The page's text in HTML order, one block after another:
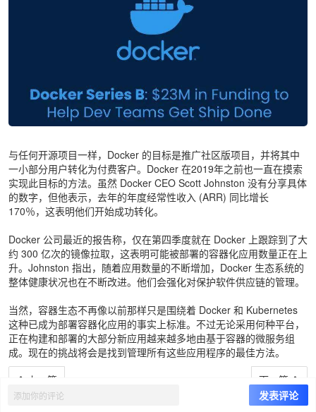
与任何开源项目一样，Docker 的目标是推广社区版项目，并将其中
一小部分用户转化为付费客户。Docker 在2019年之前也一直在摸索
实现此目标的方法。虽然 Docker CEO Scott Johnston 没有分享具体
的数字，但他表示，去年的年度经常性收入 (ARR) 同比增长
170％，这表明他们开始成功转化。
Docker 公司最近的报告称，仅在第四季度就在 Docker 上跟踪到了大
约 300 亿次的镜像拉取，这表明可能被部署的容器化应用数量正在上
升。Johnston 指出，随着应用数量的不断增加，Docker 生态系统的
整体健康状况也在不断改进。他们会强化对保护软件供应链的管理。
当然，容器生态不再像以前那样只是围绕着 Docker 和 Kubernetes
这种已成为部署容器化应用的事实上标准。不过无论采用何种平台，
正在构建和部署的大部分新应用越来越多地由基于容器的微服务组
成。现在的挑战将会是找到管理所有这些应用程序的最佳方法。
上一篇
下一篇